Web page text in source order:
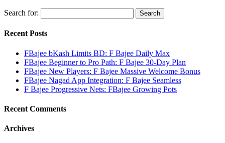
Search for:
Recent Posts
FBajee bKash Limits BD: F Bajee Daily Max
FBajee Beginner to Pro Path: F Bajee 30-Day Plan
FBajee New Players: F Bajee Massive Welcome Bonus
FBajee Nagad App Integration: F Bajee Seamless
F Bajee Progressive Nets: FBajee Growing Pots
Recent Comments
Archives